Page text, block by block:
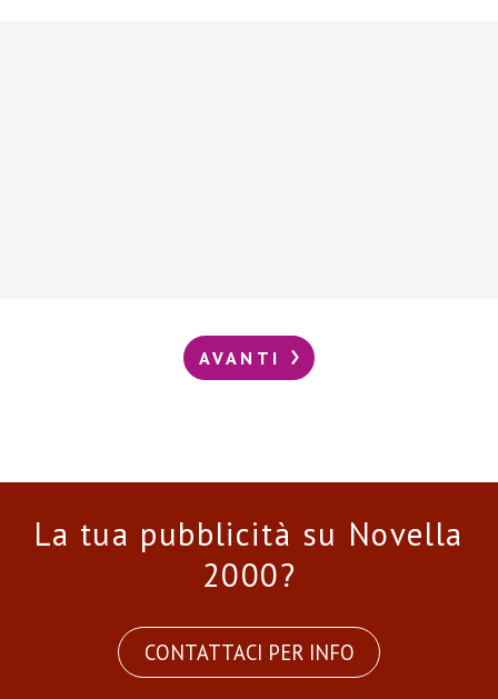
AVANTI
La tua pubblicità su Novella
2000?
CONTATTACI PER INFO